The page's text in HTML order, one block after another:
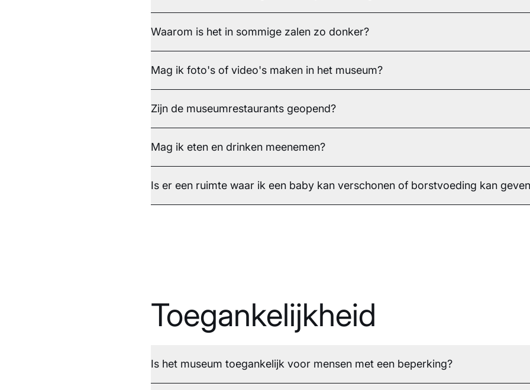
Waarom is het in sommige zalen zo donker?
Mag ik foto's of video's maken in het museum?
Zijn de museumrestaurants geopend?
Mag ik eten en drinken meenemen?
Is er een ruimte waar ik een baby kan verschonen of borstvoeding kan
Toegankelijkheid
Is het museum toegankelijk voor mensen met een beperking?